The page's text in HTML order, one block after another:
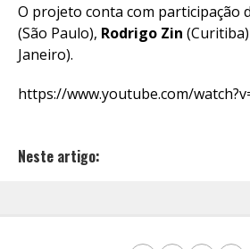
O projeto conta com participação
(São Paulo), Rodrigo Zin
Janeiro).
https://www.youtube.com/
Neste artigo: